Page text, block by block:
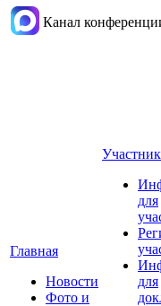
Канал
Главная
Новости
Фото и
для
для